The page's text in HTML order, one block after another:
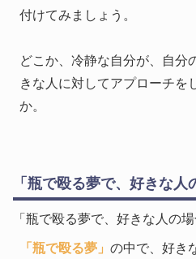
付けてみましょう。
どこか、冷静な自分が、自分
きな人に対してアプローチを
か。
「瓶で殴る夢で、好きな人
「瓶で殴る夢で、好きな人の場
「瓶で殴る夢」 の中で、好き